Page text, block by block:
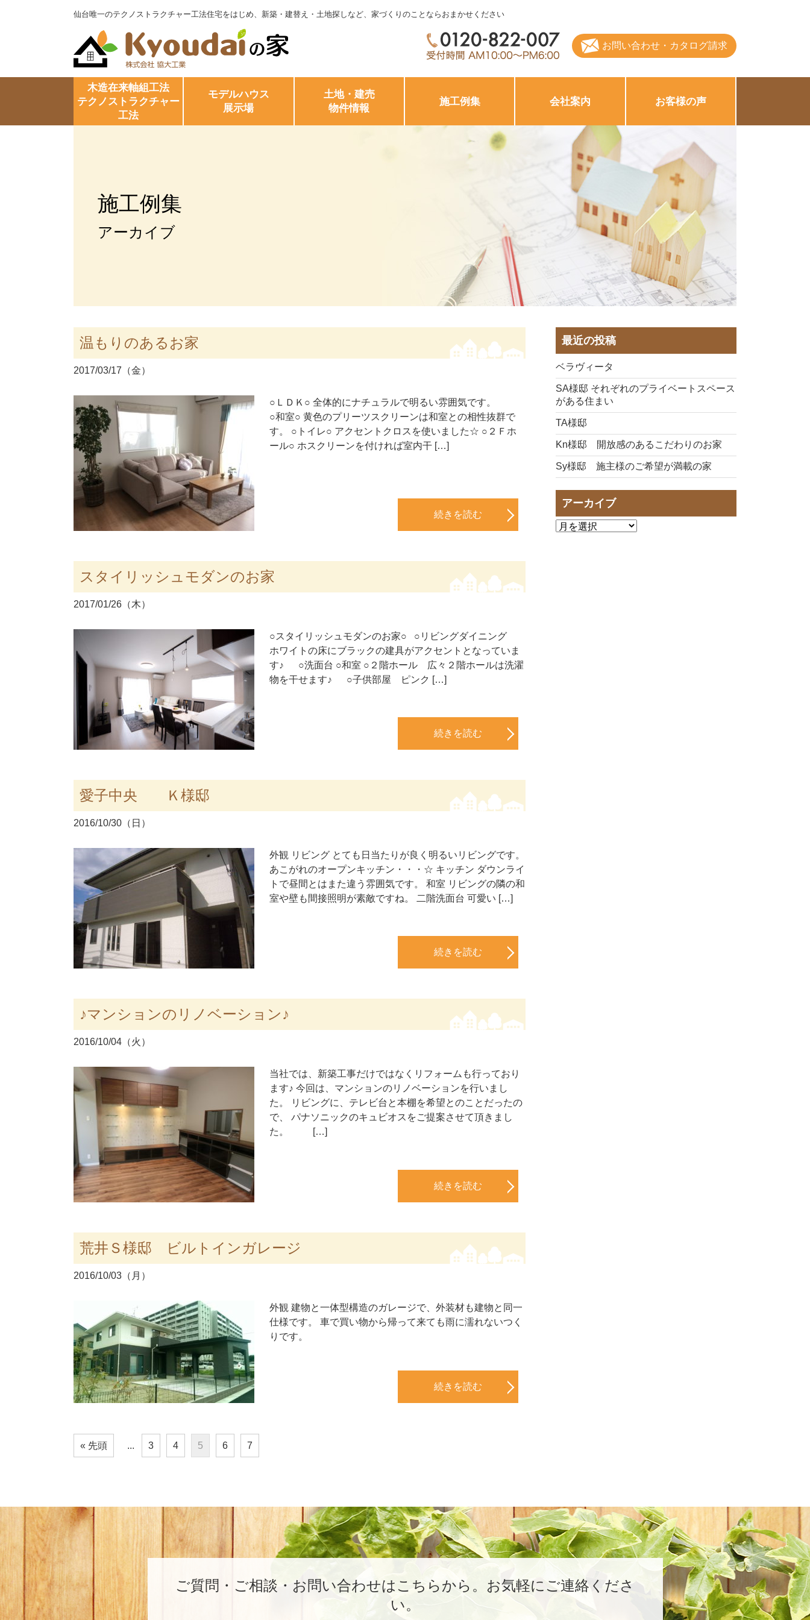
仙台唯一のテクノストラクチャー工法住宅をはじめ、新築・建替え・土地探しなど、家づくりのことならおまかせください
お問い合わせ・カタログ請求
木造在来軸組工法
テクノストラクチャー
工法
モデルハウス
展示場
土地・建売
物件情報
施工例集 会社案内 お客様の声
施工例集
アーカイブ
温もりのあるお家
2017/03/17（金）
○ＬＤＫ○ 全体的にナチュラルで明るい雰囲気です。
○和室○ 黄色のプリーツスクリーンは和室との相性抜群で
す。 ○トイレ○ アクセントクロスを使いました☆ ○２Ｆホ
ール○ ホスクリーンを付ければ室内干 […]
続きを読む
スタイリッシュモダンのお家
2017/01/26（木）
○スタイリッシュモダンのお家○ ○リビングダイニング
ホワイトの床にブラックの建具がアクセントとなっていま
す♪ ○洗面台 ○和室 ○２階ホール 広々２階ホールは洗濯
物を干せます♪ ○子供部屋 ピンク […]
続きを読む
愛子中央 Ｋ様邸
2016/10/30（日）
外観 リビング とても日当たりが良く明るいリビングです。
あこがれのオープンキッチン・・・☆ キッチン ダウンライ
トで昼間とはまた違う雰囲気です。 和室 リビングの隣の和
室や壁も間接照明が素敵ですね。 二階洗面台 可愛い […]
続きを読む
♪マンションのリノベーション♪
2016/10/04（火）
当社では、新築工事だけではなくリフォームも行っており
ます♪ 今回は、マンションのリノベーションを行いまし
た。 リビングに、テレビ台と本棚を希望とのことだったの
で、 パナソニックのキュビオスをご提案させて頂きまし
た。 […]
続きを読む
荒井Ｓ様邸 ビルトインガレージ
2016/10/03（月）
外観 建物と一体型構造のガレージで、外装材も建物と同一
仕様です。 車で買い物から帰って来ても雨に濡れないつく
りです。
続きを読む
« 先頭 ... 3 4 5 6 7
最近の投稿
ベラヴィータ
SA様邸 それぞれのプライベートスペース
がある住まい
TA様邸
Kn様邸 開放感のあるこだわりのお家
Sy様邸 施主様のご希望が満載の家
アーカイブ
ご質問・ご相談・お問い合わせはこちらから。 お気軽にご連絡くださ
い。